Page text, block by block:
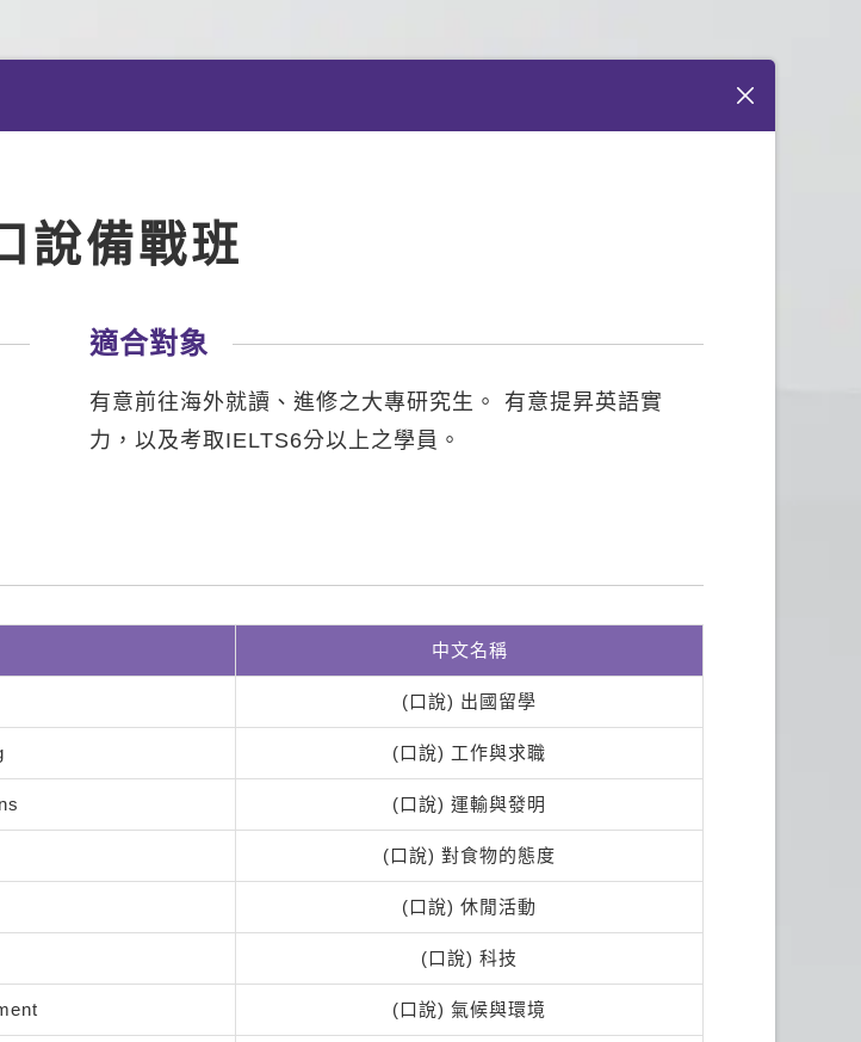
說備戰班
適合對象
有意前往海外就讀、進修之大專研究生。 有意提昇英語實
力，以及考取IELTS6分以上之學員。
中文名稱
(口說) 出國留學
(口說) 工作與求職
(口說) 運輸與發明
(口說) 對食物的態度
(口說) 休閒活動
(口說) 科技
(口說) 氣候與環境